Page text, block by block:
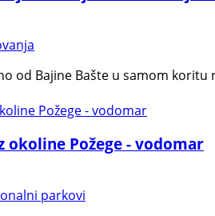
od Bajine Bašte u samom
okoline Požege - vodomar
parkovi